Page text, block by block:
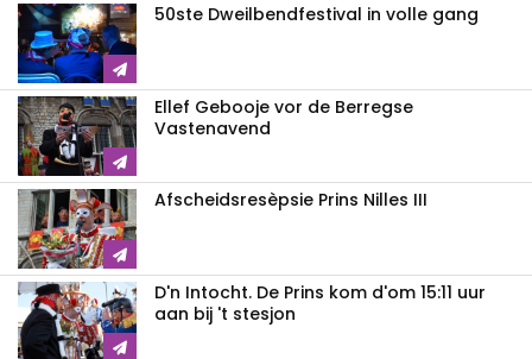
50ste Dweilbendfestival in volle gang
Ellef Gebooje vor de Berregse
Vastenavend
Afscheidsresèpsie Prins Nilles III
D'n Intocht. De Prins kom d'om 15:11 uur
aan bij 't stesjon